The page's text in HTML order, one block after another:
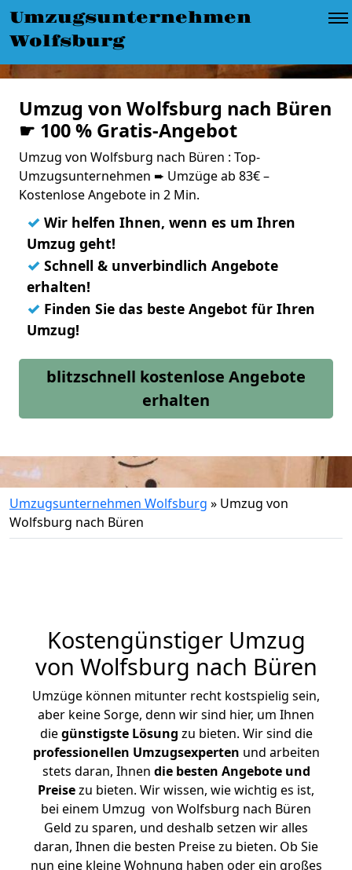
Umzugsunternehmen
Wolfsburg
Umzug von Wolfsburg nach Büren
☛ 100 % Gratis-Angebot
Umzug von Wolfsburg nach Büren : Top-
Umzugsunternehmen ➨ Umzüge ab 83€ –
Kostenlose Angebote in 2 Min.
✓ Wir helfen Ihnen, wenn es um Ihren
Umzug geht!
✓ Schnell & unverbindlich Angebote
erhalten!
✓ Finden Sie das beste Angebot für Ihren
Umzug!
blitzschnell kostenlose Angebote
erhalten
Umzugsunternehmen Wolfsburg » Umzug von
Wolfsburg nach Büren
Kostengünstiger Umzug
von Wolfsburg nach Büren
Umzüge können mitunter recht kostspielig sein,
aber keine Sorge, denn wir sind hier, um Ihnen
diegünstigste Lösung zu bieten. Wir sind die
professionellen Umzugsexperten und arbeiten
stets daran, Ihnen die besten Angebote und
Preisezu bieten. Wir wissen, wie wichtig es ist,
bei einem Umzug von Wolfsburg nach Büren
Geld zu sparen, und deshalb setzen wir alles
daran, Ihnen die besten Preise zu bieten. Ob Sie
nun eine kleine Wohnung haben oder ein großes